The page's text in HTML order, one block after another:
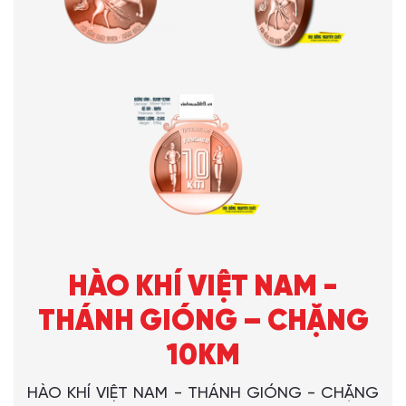
HÀO KHÍ VIỆT NAM -
THÁNH GIÓNG – CHẶNG
10KM
HÀO KHÍ VIỆT NAM - THÁNH GIÓNG - CHẶNG